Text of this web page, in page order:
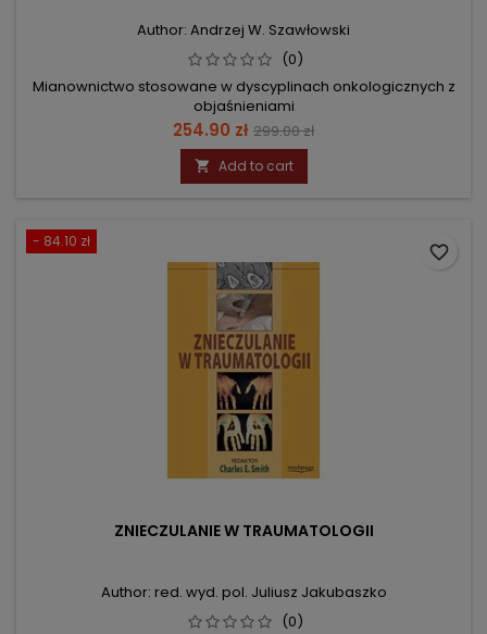
Author: Andrzej W. Szawłowski
(0)
Mianownictwo stosowane w dyscyplinach onkologicznych z
objaśnieniami
Price
254.90 zł Regular
price
299.00 zł
 Add to cart
- 84.10 zł
ZNIECZULANIE W TRAUMATOLOGII
Author: red. wyd. pol. Juliusz Jakubaszko
(0)
favorite_border